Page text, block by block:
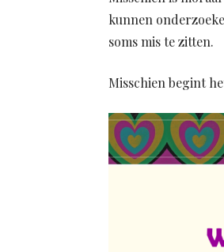
kunnen
soms mis te zitten.
Misschien begint